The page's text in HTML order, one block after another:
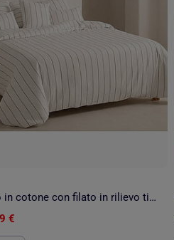
Copripiumino in cotone con filato in rilievo tinto, tessuto testurizzato. Non include le federe.
€